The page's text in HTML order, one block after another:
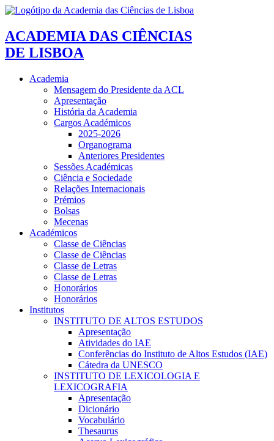
ACADEMIA DAS CIÊNCIAS
DE LISBOA
Academia
Mensagem do Presidente da ACL
Apresentação
História da Academia
Cargos Académicos
2025-2026
Organograma
Anteriores Presidentes
Sessões Académicas
Ciência e Sociedade
Relações Internacionais
Prémios
Bolsas
Mecenas
Académicos
Classe de Ciências
Classe de Ciências
Classe de Letras
Classe de Letras
Honorários
Honorários
Institutos
INSTITUTO DE ALTOS ESTUDOS
Apresentação
Atividades do IAE
Conferências do Instituto de Altos Estudos (IAE)
Cátedra da UNESCO
INSTITUTO DE LEXICOLOGIA E
LEXICOGRAFIA
Apresentação
Dicionário
Vocabulário
Thesaurus